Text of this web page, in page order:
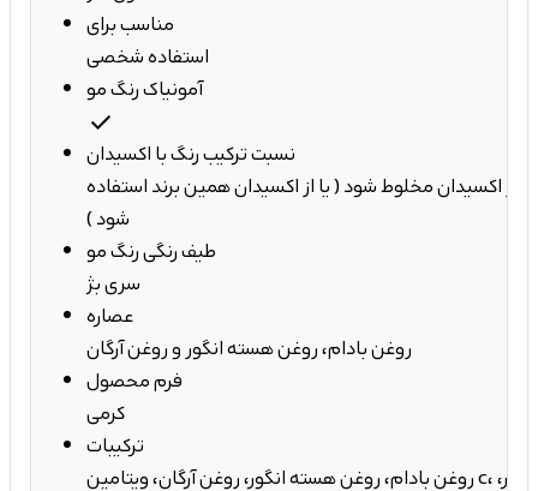
مناسب برای
استفاده شخصی
آمونیاک رنگ مو
check
نسبت ترکیب رنگ با اکسیدان
عدد تیوپ با 1.5 برابر اکسیدان مخلوط شود ( یا از اکسیدان همین برند استفاده
شود )
طیف رنگی رنگ مو
سری بژ
عصاره
روغن بادام، روغن هسته انگور و روغن آرگان
فرم محصول
کرمی
ترکیبات
روغن بادام، روغن هسته انگور، روغن آرگان، ویتامین c، ستئاریل الکل، امولسیافر،